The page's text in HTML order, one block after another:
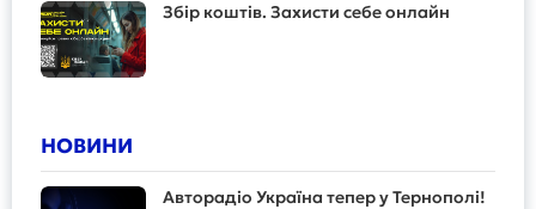
Збір коштів. Захисти себе онлайн
НОВИНИ
Авторадіо Україна тепер у Тернополі!